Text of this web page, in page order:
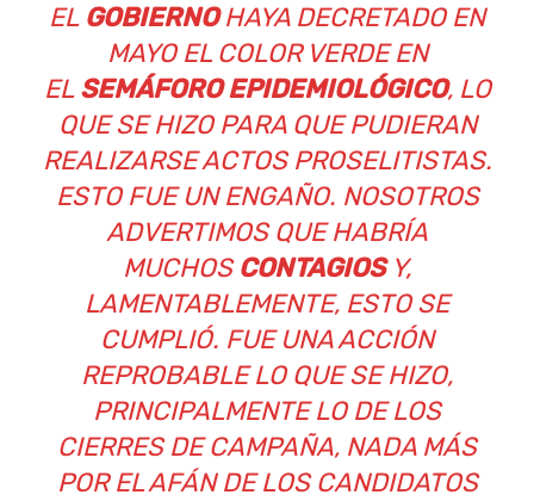
EL GOBIERNOHAYA DECRETADO EN
MAYO EL COLOR VERDE EN
ELSEMÁFORO EPIDEMIOLÓGICO, LO
QUE SE HIZO PARA QUE PUDIERAN
REALIZARSE ACTOS PROSELITISTAS.
ESTO FUE UN ENGAÑO. NOSOTROS
ADVERTIMOS QUE HABRÍA
MUCHOSCONTAGIOSY,
LAMENTABLEMENTE, ESTO SE
CUMPLIÓ. FUE UNA ACCIÓN
REPROBABLE LO QUE SE HIZO,
PRINCIPALMENTE LO DE LOS
CIERRES DE CAMPAÑA, NADA MÁS
POR EL AFÁN DE LOS CANDIDATOS